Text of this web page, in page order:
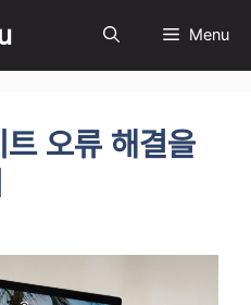
Menu
오류 해결을